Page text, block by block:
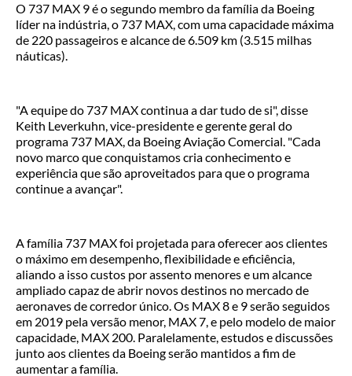
O 737 MAX 9 é o segundo membro da família da Boeing
líder na indústria, o 737 MAX, com uma capacidade máxima
de 220 passageiros e alcance de 6.509 km (3.515 milhas
náuticas).
"A equipe do 737 MAX continua a dar tudo de si", disse
Keith Leverkuhn, vice-presidente e gerente geral do
programa 737 MAX, da Boeing Aviação Comercial. "Cada
novo marco que conquistamos cria conhecimento e
experiência que são aproveitados para que o programa
continue a avançar".
A família 737 MAX foi projetada para oferecer aos clientes
o máximo em desempenho, flexibilidade e eficiência,
aliando a isso custos por assento menores e um alcance
ampliado capaz de abrir novos destinos no mercado de
aeronaves de corredor único. Os MAX 8 e 9 serão seguidos
em 2019 pela versão menor, MAX 7, e pelo modelo de maior
capacidade, MAX 200. Paralelamente, estudos e discussões
junto aos clientes da Boeing serão mantidos a fim de
aumentar a família.